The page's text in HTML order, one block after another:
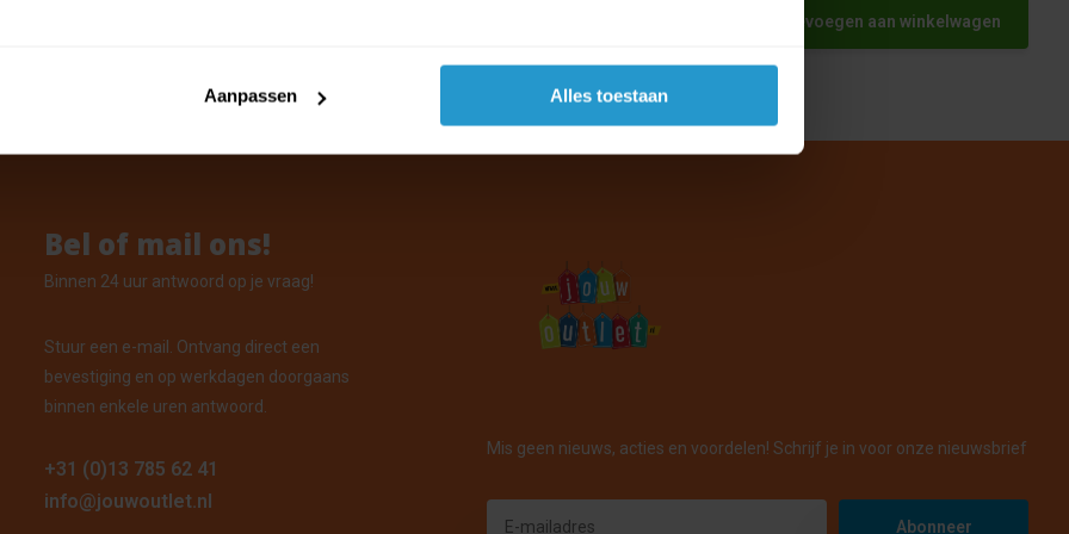
Aanpassen Alles toestaan
Wit-Zwart - Papier
Toevoegen aan winkelwagen
Bel of mail ons!
Binnen 24 uur antwoord op je vraag!
Stuur een e-mail. Ontvang direct een
bevestiging en op werkdagen doorgaans
binnen enkele uren antwoord.
+31 (0)13 785 62 41
info@jouwoutlet.nl
Mis geen nieuws, acties en voordelen! Schrijf je in voor onze nieuwsbrief
Abonneer